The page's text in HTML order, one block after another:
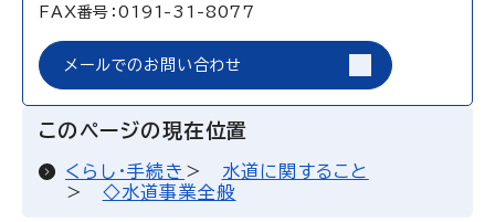
FAX番号：0191-31-8077
メールでのお問い合わせ
このページの現在位置
くらし・手続き
水道に関すること
◇水道事業全般